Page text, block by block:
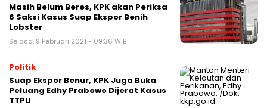
Masih Belum Beres, KPK akan Periksa
6 Saksi Kasus Suap Ekspor Benih
Lobster
Selasa, 9 Februari 2021 - 09:36 WIB
Politik
Suap Ekspor Benur, KPK Juga Buka
Peluang Edhy Prabowo Dijerat Kasus
TTPU